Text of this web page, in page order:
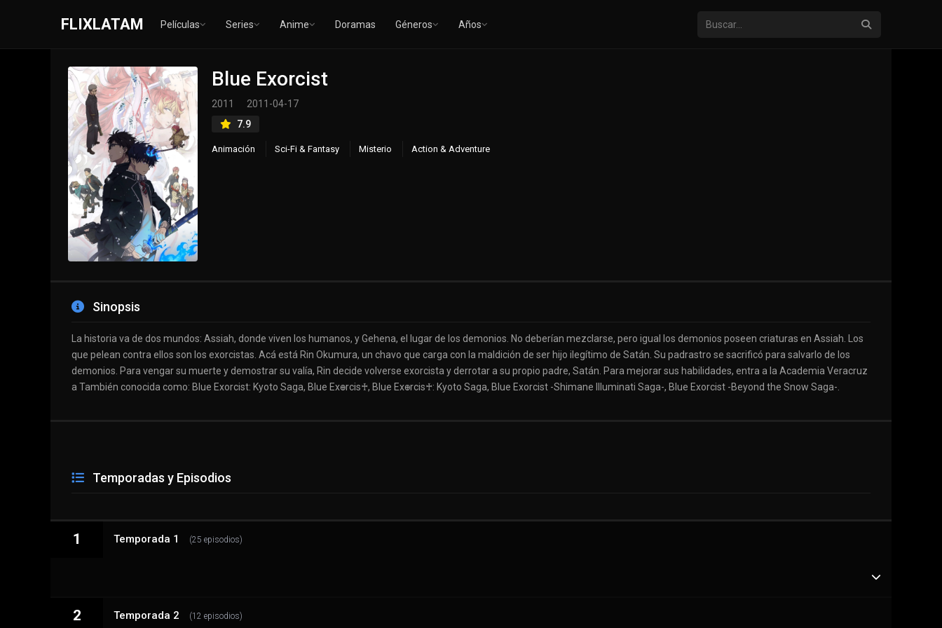
FLIXLATAM Películas Series Anime Doramas Géneros Años
Blue Exorcist
2011
2011-04-17
7.9
Animación Sci-Fi & Fantasy Misterio Action & Adventure
Sinopsis
La historia va de dos mundos: Assiah, donde viven los humanos, y Gehena, el lugar de los demonios. No deberían mezclarse, pero igual los demonios poseen criaturas en Assiah. Los
que pelean contra ellos son los exorcistas. Acá está Rin Okumura, un chavo que carga con la maldición de ser hijo ilegítimo de Satán. Su padrastro se sacrificó para salvarlo de los
demonios. Para vengar su muerte y demostrar su valía, Rin decide volverse exorcista y derrotar a su propio padre, Satán. Para mejorar sus habilidades, entra a la Academia Veracruz
a También conocida como: Blue Exorcist: Kyoto Saga, Blue Exꚛrcis♰, Blue Exꚛrcis♰: Kyoto Saga, Blue Exorcist -Shimane Illuminati Saga-, Blue Exorcist -Beyond the Snow Saga-.
Temporadas y Episodios
1 Temporada 1 (25 episodios)
1 - 1 Los demonios moran en los corazones humanos
2 Temporada 2 (12 episodios)